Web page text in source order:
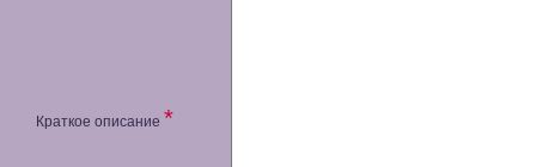
Краткое описание *